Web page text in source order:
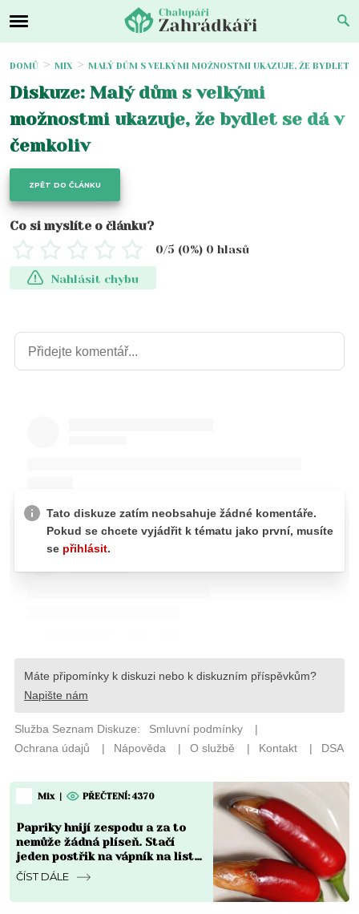
DOMŮ MIX MALÝ DŮM S VELKÝMI MOŽNOSTMI UKAZUJE, ŽE BYDLET
Diskuze: Malý dům s velkými
možnostmi ukazuje, že bydlet se dá v
čemkoliv
ZPĚT DO ČLÁNKU
Co si myslíte o článku?
0/5 (0%) 0 hlasů
Nahlásit chybu
Mix | PŘEČTENÍ: 4370
Papriky hnijí zespodu a za to
nemůže žádná plíseň. Stačí
jeden postřik na vápník na list
a plody se vzpamatují do týdne
ČÍST DÁLE